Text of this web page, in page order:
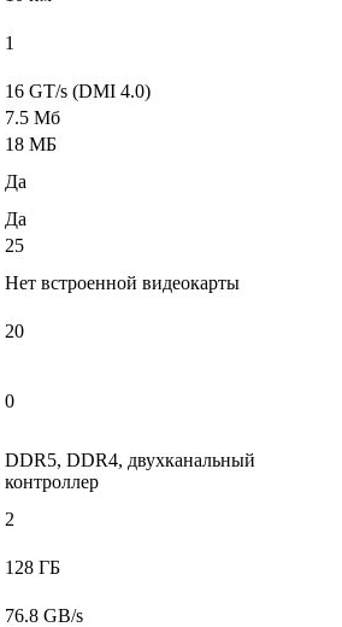
1
16 GT/­s (DMI 4.0)
7.5 Мб
18 МБ
Да
Да
25
Нет встроенной видеокарты
20
0
DDR5, DDR4, двухканальный
контроллер
2
128 ГБ
76.8 GB/­s